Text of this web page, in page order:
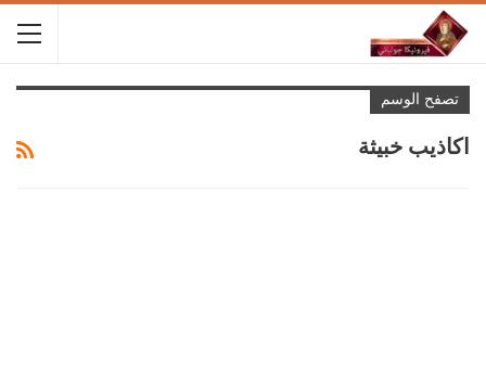
تصفح الوسم
اكاذيب خبيثة